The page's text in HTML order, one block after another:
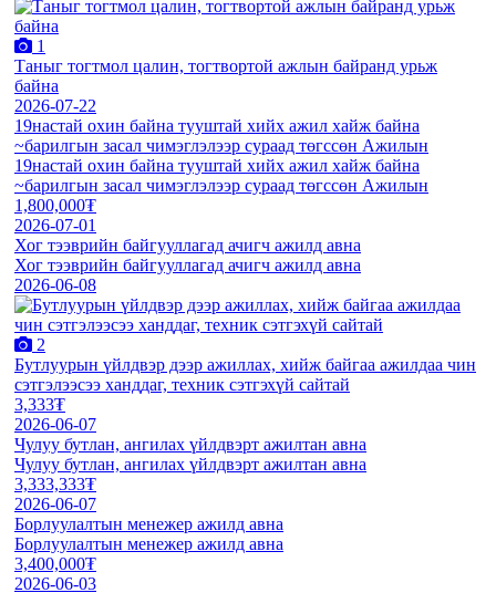
1
Таныг тогтмол цалин, тогтвортой ажлын байранд урьж
байна
2026-07-22
19настай охин байна тууштай хийх ажил хайж байна
~барилгын засал чимэглэлээр сураад төгссөн Ажилын
19настай охин байна тууштай хийх ажил хайж байна
~барилгын засал чимэглэлээр сураад төгссөн Ажилын
1,800,000₮
2026-07-01
Хог тээврийн байгууллагад ачигч ажилд авна
Хог тээврийн байгууллагад ачигч ажилд авна
2026-06-08
2
Бутлуурын үйлдвэр дээр ажиллах, хийж байгаа ажилдаа чин
сэтгэлээсээ ханддаг, техник сэтгэхүй сайтай
3,333₮
2026-06-07
Чулуу бутлан, ангилах үйлдвэрт ажилтан авна
Чулуу бутлан, ангилах үйлдвэрт ажилтан авна
3,333,333₮
2026-06-07
Борлуулалтын менежер ажилд авна
Борлуулалтын менежер ажилд авна
3,400,000₮
2026-06-03